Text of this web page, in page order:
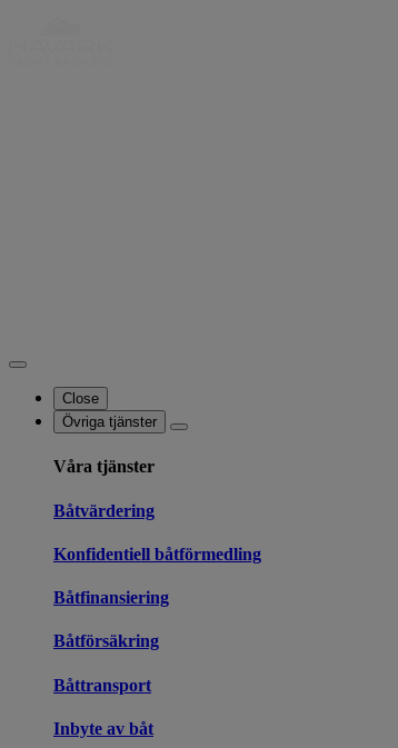
Close
Övriga tjänster
Våra tjänster
Båtvärdering
Konfidentiell båtförmedling
Båtfinansiering
Båtförsäkring
Båttransport
Inbyte av båt